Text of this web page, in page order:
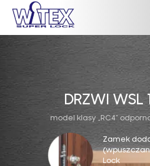
DRZWI WSL
model klasy „RC4”
Zamek
Lock